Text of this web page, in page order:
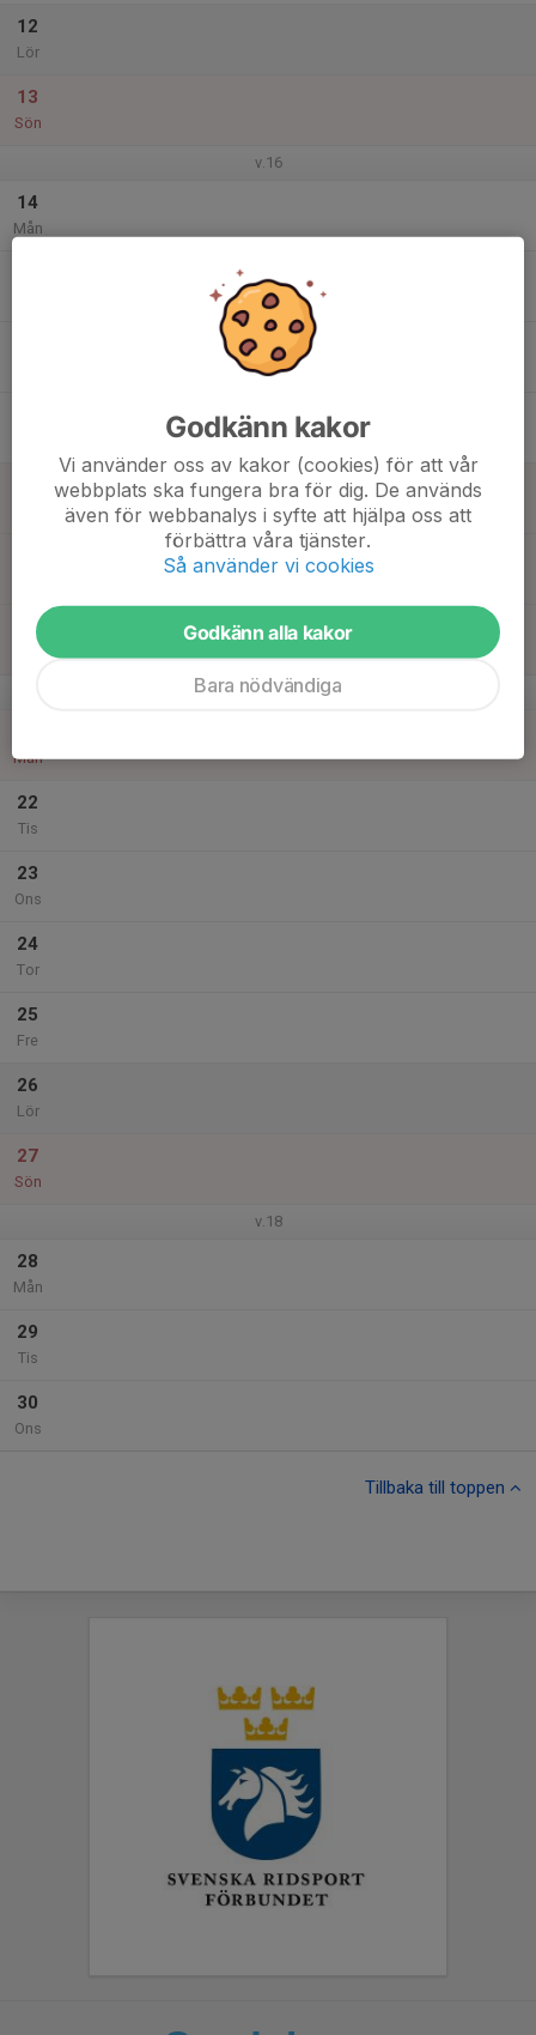
12
Lör
13
Sön
v.16
14
Mån
20
Sön
v.17
Mån
22
Tis
23
Ons
24
Tor
25
Fre
26
Lör
27
Sön
v.18
28
Mån
29
Tis
30
Ons
Tillbaka till toppen
Godkänn kakor
Vi använder oss av kakor (cookies) för att vår
webbplats ska fungera bra för dig. De används
även för webbanalys i syfte att hjälpa oss att
förbättra våra tjänster.
Så använder vi cookies
Godkänn alla kakor
Bara nödvändiga